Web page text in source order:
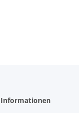
Informationen